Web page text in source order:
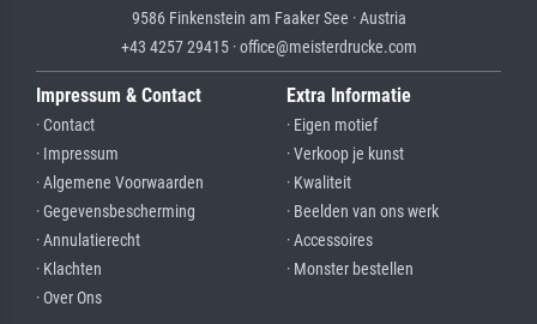
9586 Finkenstein am Faaker See · Austria
+43 4257 29415 · office@meisterdrucke.com
Impressum & Contact
· Contact
· Impressum
· Algemene Voorwaarden
· Gegevensbescherming
· Annulatierecht
· Klachten
· Over Ons
Extra Informatie
· Eigen motief
· Verkoop je kunst
· Kwaliteit
· Beelden van ons werk
· Accessoires
· Monster bestellen